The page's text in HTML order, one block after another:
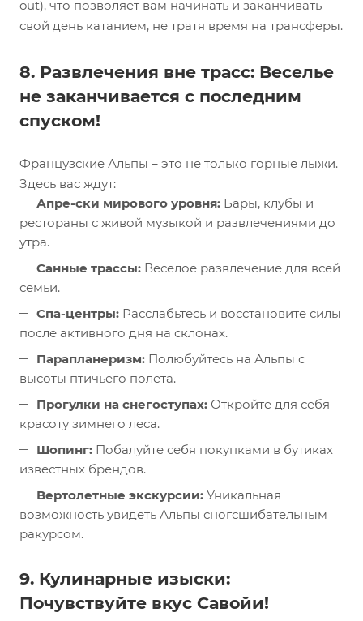
out), что позволяет вам начинать и заканчивать
свой день катанием, не тратя время на трансферы.
8. Развлечения вне трасс: Веселье
не заканчивается с последним
спуском!
Французские Альпы – это не только горные лыжи.
Здесь вас ждут:
Апре-ски мирового уровня: Бары, клубы и
рестораны с живой музыкой и развлечениями до
утра.
Санные трассы: Веселое развлечение для всей
семьи.
Спа-центры: Расслабьтесь и восстановите силы
после активного дня на склонах.
Парапланеризм: Полюбуйтесь на Альпы с
высоты птичьего полета.
Прогулки на снегоступах: Откройте для себя
красоту зимнего леса.
Шопинг: Побалуйте себя покупками в бутиках
известных брендов.
Вертолетные экскурсии: Уникальная
возможность увидеть Альпы сногсшибательным
ракурсом.
9. Кулинарные изыски:
Почувствуйте вкус Савойи!